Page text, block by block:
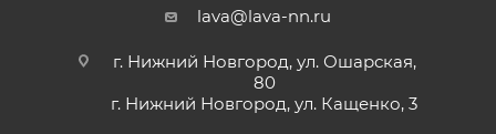
lava@lava-nn.ru
г. Нижний Новгород, ул. Ошарская,
80
г. Нижний Новгород, ул. Кащенко, 3